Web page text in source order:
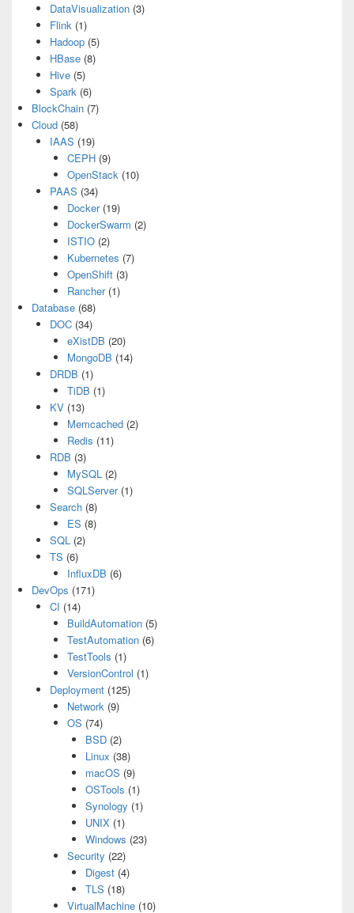
DataVisualization(3)
Flink(1)
Hadoop(5)
HBase(8)
Hive(5)
Spark(6)
BlockChain (7)
Cloud (58)
IAAS (19)
CEPH (9)
OpenStack (10)
PAAS (34)
Docker(19)
DockerSwarm (2)
ISTIO (2)
Kubernetes (7)
OpenShift (3)
Rancher(1)
Database (68)
DOC(34)
eXistDB (20)
MongoDB (14)
DRDB (1)
TiDB (1)
KV(13)
Memcached (2)
Redis (11)
RDB (3)
MySQL (2)
SQLServer(1)
Search(8)
ES (8)
SQL(2)
TS (6)
InfluxDB (6)
DevOps (171)
CI (14)
BuildAutomation (5)
TestAutomation (6)
TestTools (1)
VersionControl (1)
Deployment(125)
Network (9)
OS (74)
BSD(2)
Linux (38)
macOS (9)
OSTools (1)
Synology (1)
UNIX(1)
Windows (23)
Security (22)
Digest(4)
TLS (18)
VirtualMachine (10)